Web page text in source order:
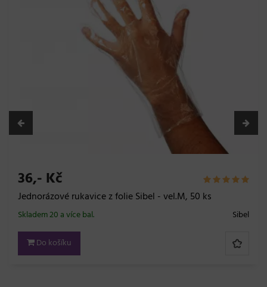
36,- Kč
Jednorázové rukavice z folie Sibel - vel.M, 50 ks
Sibel
Skladem 20 a více bal.
Do košíku